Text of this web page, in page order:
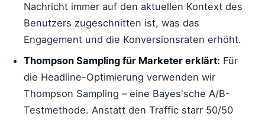
Nachricht immer auf den aktuellen Kontext des
Benutzers zugeschnitten ist, was das
Engagement und die Konversionsraten erhöht.
Thompson Sampling für Marketer erklärt: Für
die Headline-Optimierung verwenden wir
Thompson Sampling – eine Bayes'sche A/B-
Testmethode. Anstatt den Traffic starr 50/50